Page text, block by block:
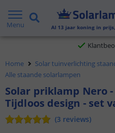
Menu Al 13 jaar koning in
Gratis verzending
Voor 23:45 uur
Home
Solar tuinverlichting
Alle staande solarlampen
Solar priklamp Nero
Tijdloos design - set
(3 reviews)